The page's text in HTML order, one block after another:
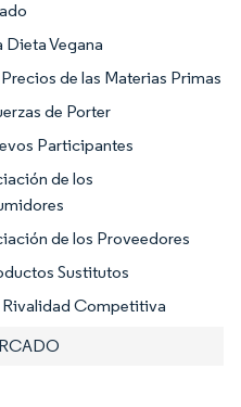
Dieta Vegana
de las Materias Primas
de Porter
Participantes
de los
de los Proveedores
Sustitutos
Rivalidad Competitiva